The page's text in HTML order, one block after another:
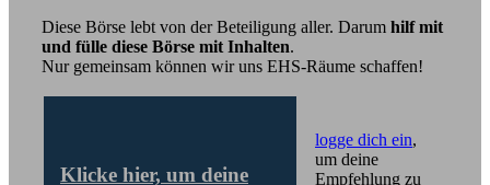
Diese Börse lebt von der Beteiligung aller. Darum hilf mit
und fülle diese Börse mit Inhalten.
Nur gemeinsam können wir uns EHS-Räume schaffen!
Klicke hier, um deine
logge dich ein,
um deine
Empfehlung zu